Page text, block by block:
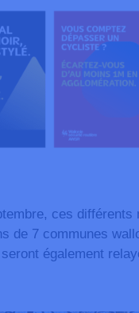
ces
de 7 communes
également